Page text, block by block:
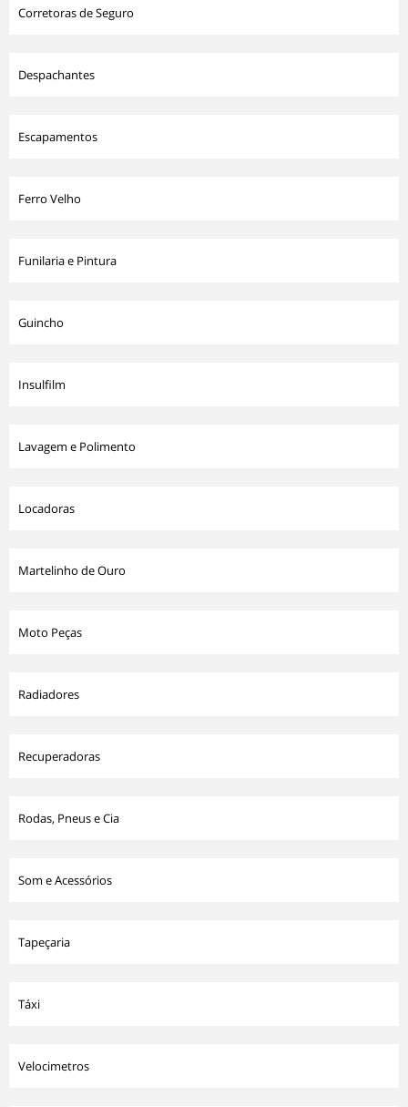
Corretoras de Seguro
Despachantes
Escapamentos
Ferro Velho
Funilaria e Pintura
Guincho
Insulfilm
Lavagem e Polimento
Locadoras
Martelinho de Ouro
Moto Peças
Radiadores
Recuperadoras
Rodas, Pneus e Cia
Som e Acessórios
Tapeçaria
Táxi
Velocimetros